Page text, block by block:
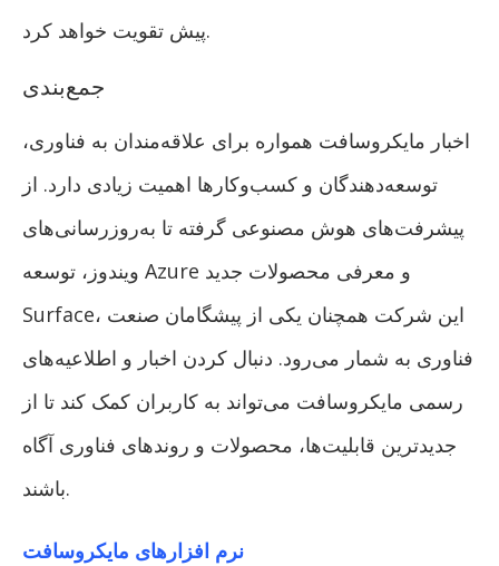
پیش تقویت خواهد کرد.
جمع‌بندی
اخبار مایکروسافت همواره برای علاقه‌مندان به فناوری،
توسعه‌دهندگان و کسب‌وکارها اهمیت زیادی دارد. از
پیشرفت‌های هوش مصنوعی گرفته تا به‌روزرسانی‌های
ویندوز، توسعه Azure و معرفی محصولات جدید
Surface، این شرکت همچنان یکی از پیشگامان صنعت
فناوری به شمار می‌رود. دنبال کردن اخبار و اطلاعیه‌های
رسمی مایکروسافت می‌تواند به کاربران کمک کند تا از
جدیدترین قابلیت‌ها، محصولات و روندهای فناوری آگاه
باشند.
نرم افزارهای مایکروسافت